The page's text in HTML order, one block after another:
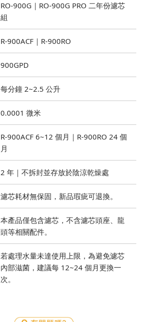
RO-900G｜RO-900G PRO 二年份濾芯
組
R-900ACF｜R-900RO
900GPD
每分鐘 2~2.5 公升
0.0001 微米
R-900ACF 6~12 個月｜R-900RO 24 個
月
2 年｜不拆封並存放於陰涼乾燥處
濾芯耗材無保固，新品瑕疵可退換。
本產品僅包含濾芯，不含濾芯頭座、龍
頭等相關配件。
若處理水量未達使用上限，為避免濾芯
內部滋菌，建議每 12~24 個月更換一
次。